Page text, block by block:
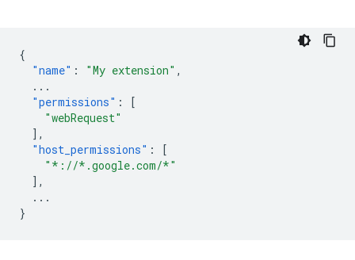
{
"name" : "My extension" ,
...
"permissions" :
[
"webRequest"
],
"host_permissions" :
[
"*://*.google.com/*"
],
...
}